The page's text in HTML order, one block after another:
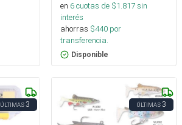
en 6cuotas de $1.817sin
interés
ahorras $440 por
transferencia.
Disponible
ÚLTIMAS3 ÚLTIMAS3